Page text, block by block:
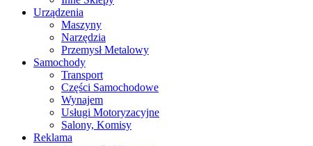
Urządzenia
Maszyny
Narzędzia
Przemysł Metalowy
Samochody
Transport
Części Samochodowe
Wynajem
Usługi Motoryzacyjne
Salony, Komisy
Reklama